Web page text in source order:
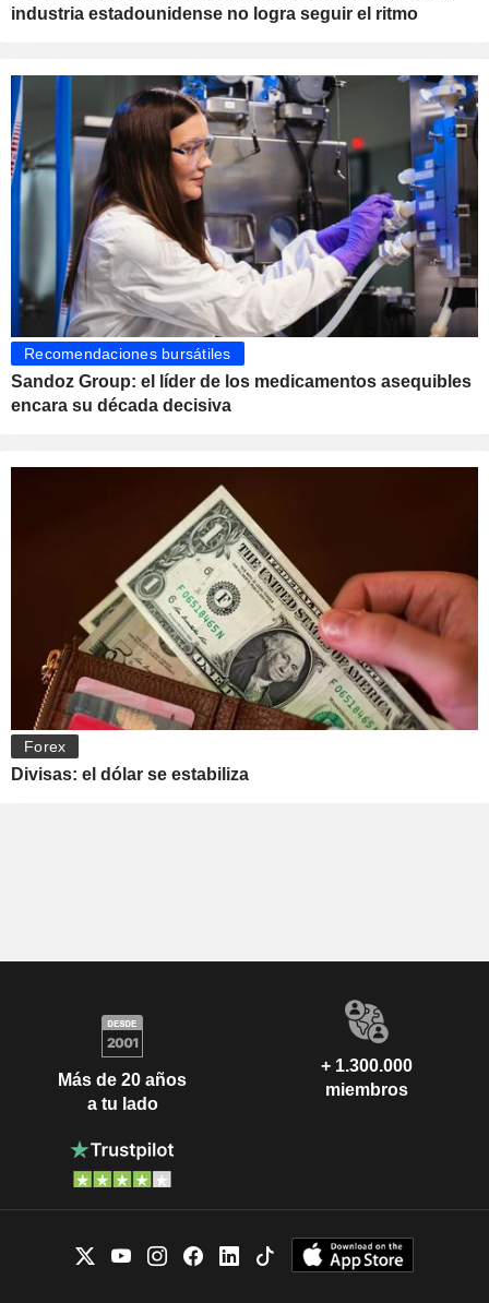
industria estadounidense no logra seguir el ritmo
Recomendaciones bursátiles
Sandoz Group: el líder de los medicamentos asequibles
encara su década decisiva
Forex
Divisas: el dólar se estabiliza
Más de 20 años
a tu lado
+ 1.300.000
miembros